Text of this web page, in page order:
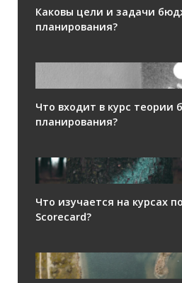
Каковы цели и задачи
планирования?
Что входит в курс теории
планирования?
Что изучается на курсах
Scorecard?